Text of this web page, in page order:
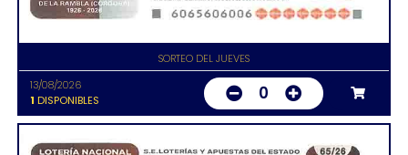
SORTEO DEL JUEVES
13/08/2026
1 DISPONIBLES 0